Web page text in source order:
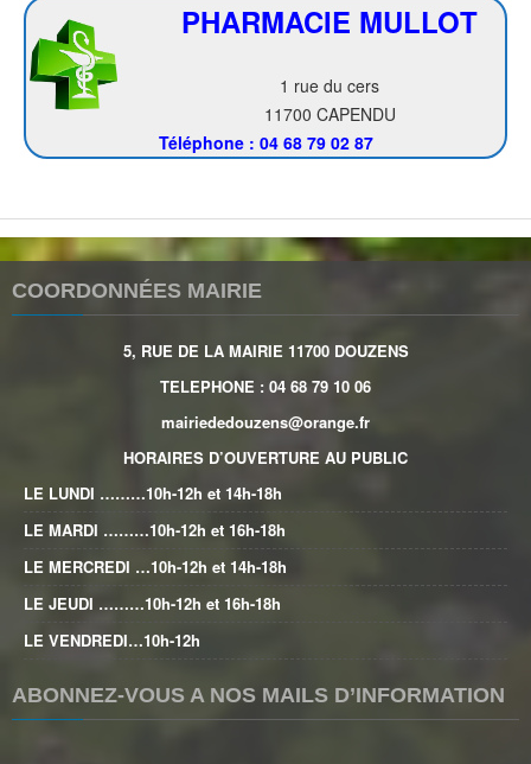
PHARMACIE MULLOT
1 rue du cers
11700 CAPENDU
Téléphone : 04 68 79 02 87
COORDONNÉES MAIRIE
5, RUE DE LA MAIRIE 11700 DOUZENS
TELEPHONE : 04 68 79 10 06
mairiededouzens@orange.fr
HORAIRES D’OUVERTURE AU PUBLIC
LE LUNDI ………10h-12h et 14h-18h
LE MARDI ………10h-12h et 16h-18h
LE MERCREDI …10h-12h et 14h-18h
LE JEUDI ………10h-12h et 16h-18h
LE VENDREDI…10h-12h
ABONNEZ-VOUS A NOS MAILS D’INFORMATION